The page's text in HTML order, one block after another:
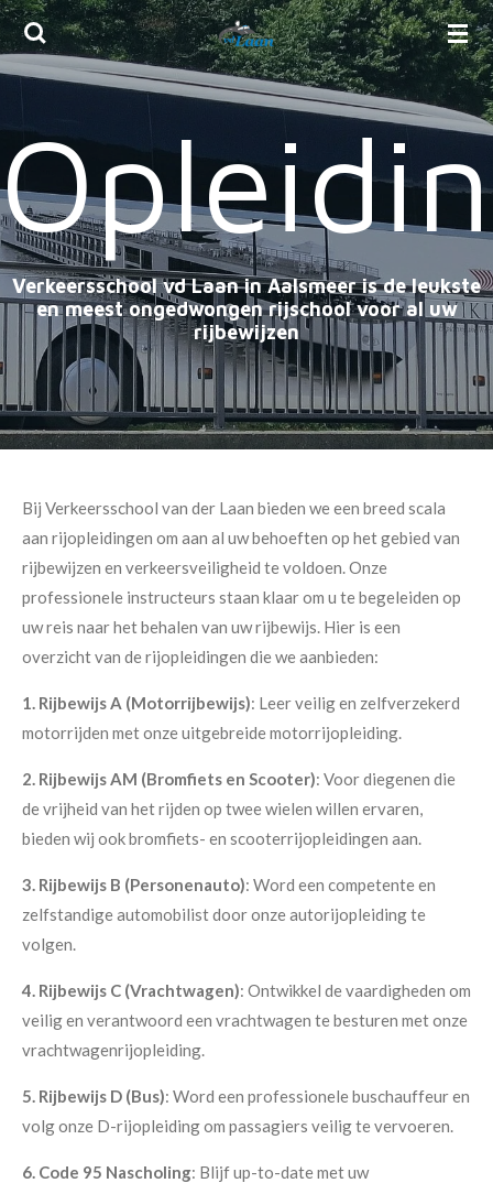
Ga
direct
naar
hoofdinhoud
Verkeersschool vd Laan in Aalsmeer is de leukste
en meest ongedwongen rijschool voor al uw
rijbewijzen
Bij Verkeersschool van der Laan bieden we een breed scala
aan rijopleidingen om aan al uw behoeften op het gebied van
rijbewijzen en verkeersveiligheid te voldoen. Onze
professionele instructeurs staan klaar om u te begeleiden op
uw reis naar het behalen van uw rijbewijs. Hier is een
overzicht van de rijopleidingen die we aanbieden:
1. Rijbewijs A (Motorrijbewijs): Leer veilig en zelfverzekerd
motorrijden met onze uitgebreide motorrijopleiding.
2. Rijbewijs AM (Bromfiets en Scooter): Voor diegenen die
de vrijheid van het rijden op twee wielen willen ervaren,
bieden wij ook bromfiets- en scooterrijopleidingen aan.
3. Rijbewijs B (Personenauto): Word een competente en
zelfstandige automobilist door onze autorijopleiding te
volgen.
4. Rijbewijs C (Vrachtwagen): Ontwikkel de vaardigheden om
veilig en verantwoord een vrachtwagen te besturen met onze
vrachtwagenrijopleiding.
5. Rijbewijs D (Bus): Word een professionele buschauffeur en
volg onze D-rijopleiding om passagiers veilig te vervoeren.
6. Code 95 Nascholing: Blijf up-to-date met uw